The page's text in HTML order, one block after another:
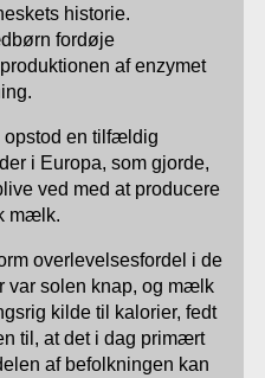
historie.
fordøje
af enzymet
opstod en tilfældig
i Europa, som gjorde,
ved med at producere
mælk.
overlevelsesfordel i de
var solen knap, og mælk
kilde til kalorier, fedt
til, at det i dag primært
af befolkningen kan